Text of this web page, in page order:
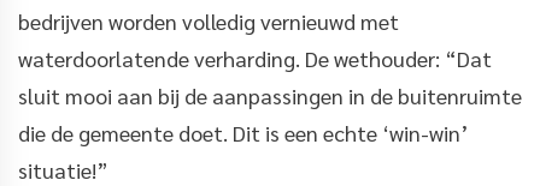
bedrijven worden volledig vernieuwd met
waterdoorlatende verharding. De wethouder: “Dat
sluit mooi aan bij de aanpassingen in de buitenruimte
die de gemeente doet. Dit is een echte ‘win-win’
situatie!”